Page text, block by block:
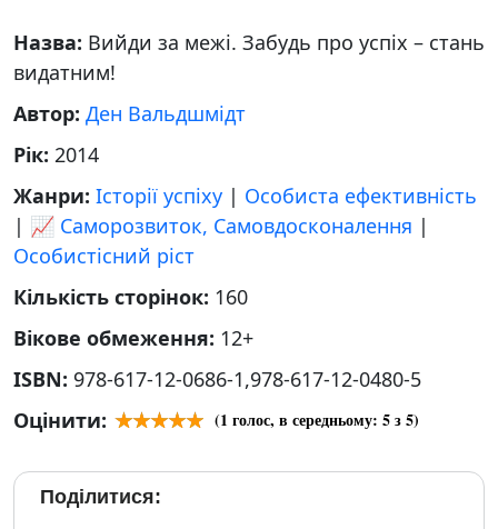
Назва: Вийди за межі. Забудь про успіх – стань
видатним!
Автор: Ден Вальдшмідт
Рік: 2014
Жанри: Історії успіху | Особиста ефективність
| 📈 Саморозвиток, Самовдосконалення |
Особистісний ріст
Кількість сторінок: 160
Вікове обмеження: 12+
ISBN: 978-617-12-0686-1,978-617-12-0480-5
Оцінити:
(1 голос, в середньому: 5з 5)
Поділитися: